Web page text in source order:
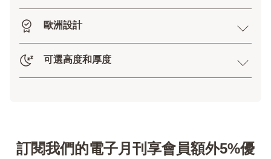
歐洲設計
可選高度和厚度
訂閱我們的電子月刊享會員額外5%優